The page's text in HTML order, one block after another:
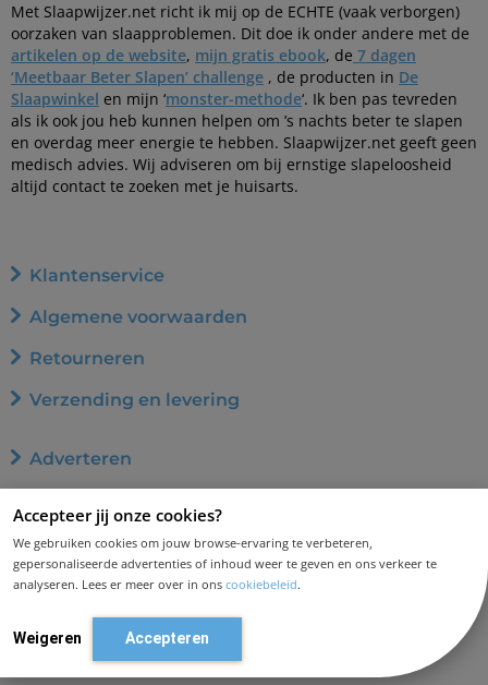
Accepteer jij onze cookies?
We gebruiken cookies om jouw browse-ervaring te verbeteren,
gepersonaliseerde advertenties of inhoud weer te geven en ons verkeer te
analyseren. Lees er meer over in ons cookiebeleid.
Weigeren Accepteren
Met Slaapwijzer.net richt ik mij op de ECHTE (vaak verborgen)
oorzaken van slaapproblemen. Dit doe ik onder andere met de
artikelen op de website, mijn gratis ebook, de 7 dagen
‘Meetbaar Beter Slapen’ challenge , de producten in De
Slaapwinkel en mijn ‘monster-methode‘. Ik ben pas tevreden
als ik ook jou heb kunnen helpen om ’s nachts beter te slapen
en overdag meer energie te hebben. Slaapwijzer.net geeft geen
medisch advies. Wij adviseren om bij ernstige slapeloosheid
altijd contact te zoeken met je huisarts.
Klantenservice
Algemene voorwaarden
Retourneren
Verzending en levering
Adverteren
Privacybeleid
Cookiebeleid
Disclaimer en aansprakelijkheid
Contact